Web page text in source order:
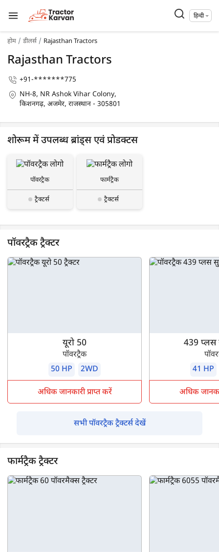
हिन्दी
होम डीलर्स Rajasthan Tractors
Rajasthan Tractors
+91-*******775
NH-8, NR Ashok Vihar Colony,
किशनगढ़, अजमेर, राजस्थान - 305801
शोरूम में उपलब्ध ब्रांड्स एवं प्रोडक्टस
पॉवरट्रैक
ट्रैक्टर्स
फार्मट्रैक
ट्रैक्टर्स
पॉवरट्रैक ट्रैक्टर
यूरो 50
पॉवरट्रैक
50 HP
2WD
अधिक जानकारी प्राप्त करें
439
41 HP
अधिक
सभी पॉवरट्रैक ट्रैक्टर्स देखें
फार्मट्रैक ट्रैक्टर